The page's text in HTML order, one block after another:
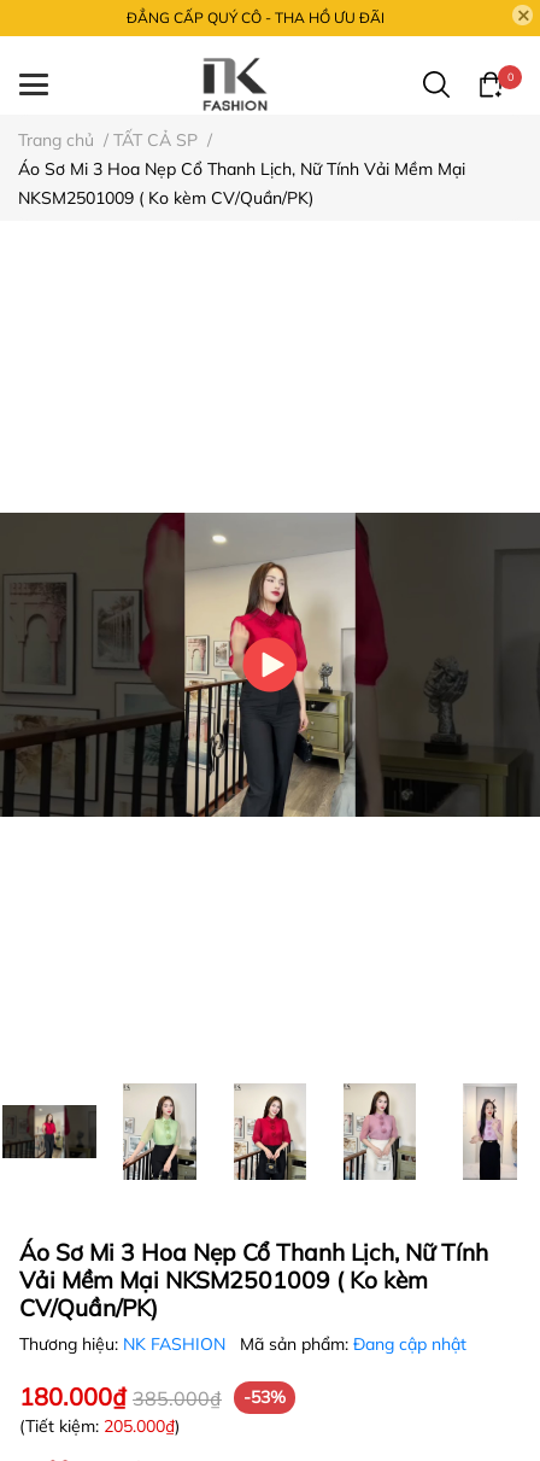
ĐẲNG CẤP QUÝ CÔ - THA HỒ ƯU ĐÃI
0
Trang chủ / TẤT CẢ SP /
Áo Sơ Mi 3 Hoa Nẹp Cổ Thanh Lịch, Nữ Tính Vải Mềm Mại
NKSM2501009 ( Ko kèm CV/Quần/PK)
Áo Sơ Mi 3 Hoa Nẹp Cổ Thanh Lịch, Nữ Tính
Vải Mềm Mại NKSM2501009 ( Ko kèm
CV/Quần/PK)
Thương hiệu: NK FASHION Mã sản phẩm: Đang cập nhật
180.000₫ 385.000₫
-53%
(Tiết kiệm: 205.000₫)